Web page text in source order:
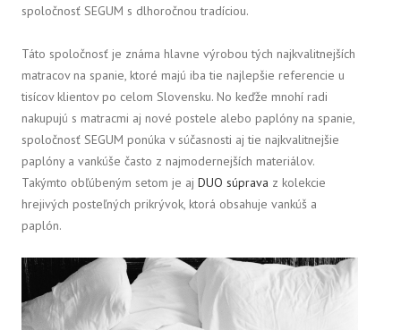
spoločnosť SEGUM s dlhoročnou tradíciou.
Táto spoločnosť je známa hlavne výrobou tých najkvalitnejších
matracov na spanie, ktoré majú iba tie najlepšie referencie u
tisícov klientov po celom Slovensku. No keďže mnohí radi
nakupujú s matracmi aj nové postele alebo paplóny na spanie,
spoločnosť SEGUM ponúka v súčasnosti aj tie najkvalitnejšie
paplóny a vankúše často z najmodernejších materiálov.
Takýmto obľúbeným setom je aj DUO súprava z kolekcie
hrejivých posteľných prikrývok, ktorá obsahuje vankúš a
paplón.